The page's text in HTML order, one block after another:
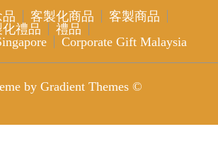
客製化商品
客製商品
禮品
禮品
Corporate Gift Malaysia
by Gradient Themes ©